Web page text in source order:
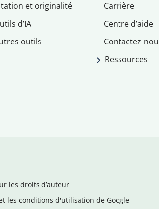
et originalité
d’IA
outils
Carrière
Centre d’aide
Contactez-
Ressources
les droits d’auteur
les conditions d'utilisation de Google